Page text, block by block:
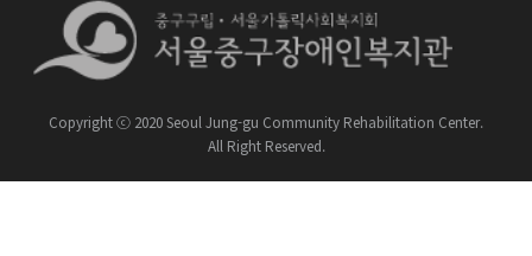
Copyright ⓒ 2020 Seoul Jung-gu Community Rehabilitation Center.
All Right Reserved.